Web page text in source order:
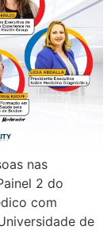
nas
2 do
com
de